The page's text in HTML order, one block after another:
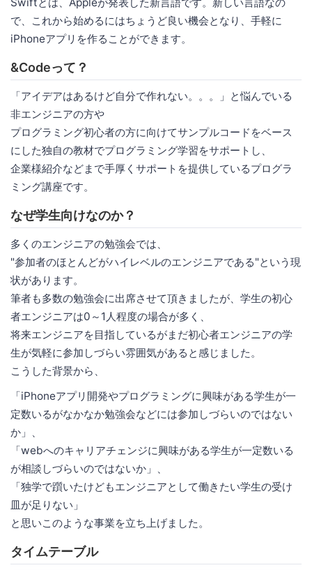
で、これから始めるにはちょうど良い機会となり、手軽に
iPhoneアプリを作ることができます。
&Codeって？
「アイデアはあるけど自分で作れない。。。」と悩んでいる
非エンジニアの方や
プログラミング初心者の方に向けてサンプルコードをベース
にした独自の教材でプログラミング学習をサポートし、
企業様紹介などまで手厚くサポートを提供しているプログラ
ミング講座です。
なぜ学生向けなのか？
多くのエンジニアの勉強会では、
"参加者のほとんどがハイレベルのエンジニアである"という現
状があります。
筆者も多数の勉強会に出席させて頂きましたが、学生の初心
者エンジニアは0～1人程度の場合が多く、
将来エンジニアを目指しているがまだ初心者エンジニアの学
生が気軽に参加しづらい雰囲気があると感じました。
こうした背景から、
「iPhoneアプリ開発やプログラミングに興味がある学生が一
定数いるがなかなか勉強会などには参加しづらいのではない
か」、
「webへのキャリアチェンジに興味がある学生が一定数いる
が相談しづらいのではないか」、
「独学で躓いたけどもエンジニアとして働きたい学生の受け
皿が足りない」
と思いこのような事業を立ち上げました。
タイムテーブル